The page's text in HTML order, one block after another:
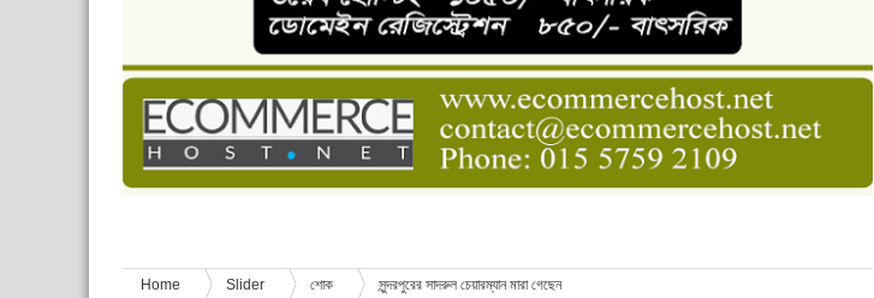
চাঁপাইনবাবগঞ্জে শেষ হয়েছে ৫ দিনের স্কাউট ইউনিট লিডার বেসিক কোর্স
বাংলাদেশ স্কাউটস দিবস পালন
পানি সংকট, কলস নিয়ে বিক্ষোভ
ঈদের শুভেচ্ছা জানিয়েছেন সাবেক ছাত্রলীগ নেতা আবু হাসনাত সুমন
শিশু সুরক্ষা বিষয়ে চাঁপাইনবাবগঞ্জে দুই দিনব্যাপী প্রশিক্ষণ
Home Slider শোক সুন্দরপুরের সাদরুল চেয়ারম্যান মারা গেছেন